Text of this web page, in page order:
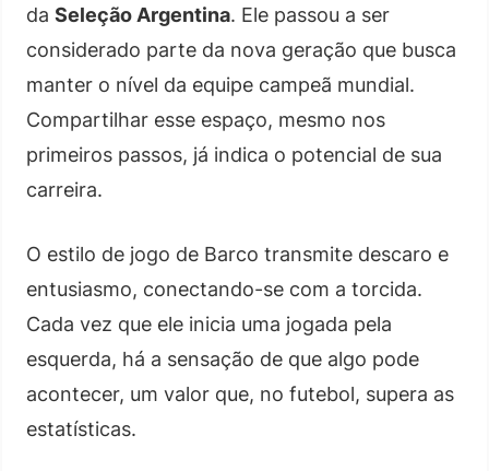
da Seleção Argentina. Ele passou a ser
considerado parte da nova geração que busca
manter o nível da equipe campeã mundial.
Compartilhar esse espaço, mesmo nos
primeiros passos, já indica o potencial de sua
carreira.
O estilo de jogo de Barco transmite descaro e
entusiasmo, conectando-se com a torcida.
Cada vez que ele inicia uma jogada pela
esquerda, há a sensação de que algo pode
acontecer, um valor que, no futebol, supera as
estatísticas.